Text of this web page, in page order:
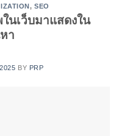
, SEO
นเว็บมาแสดงใน
า
BY PRP